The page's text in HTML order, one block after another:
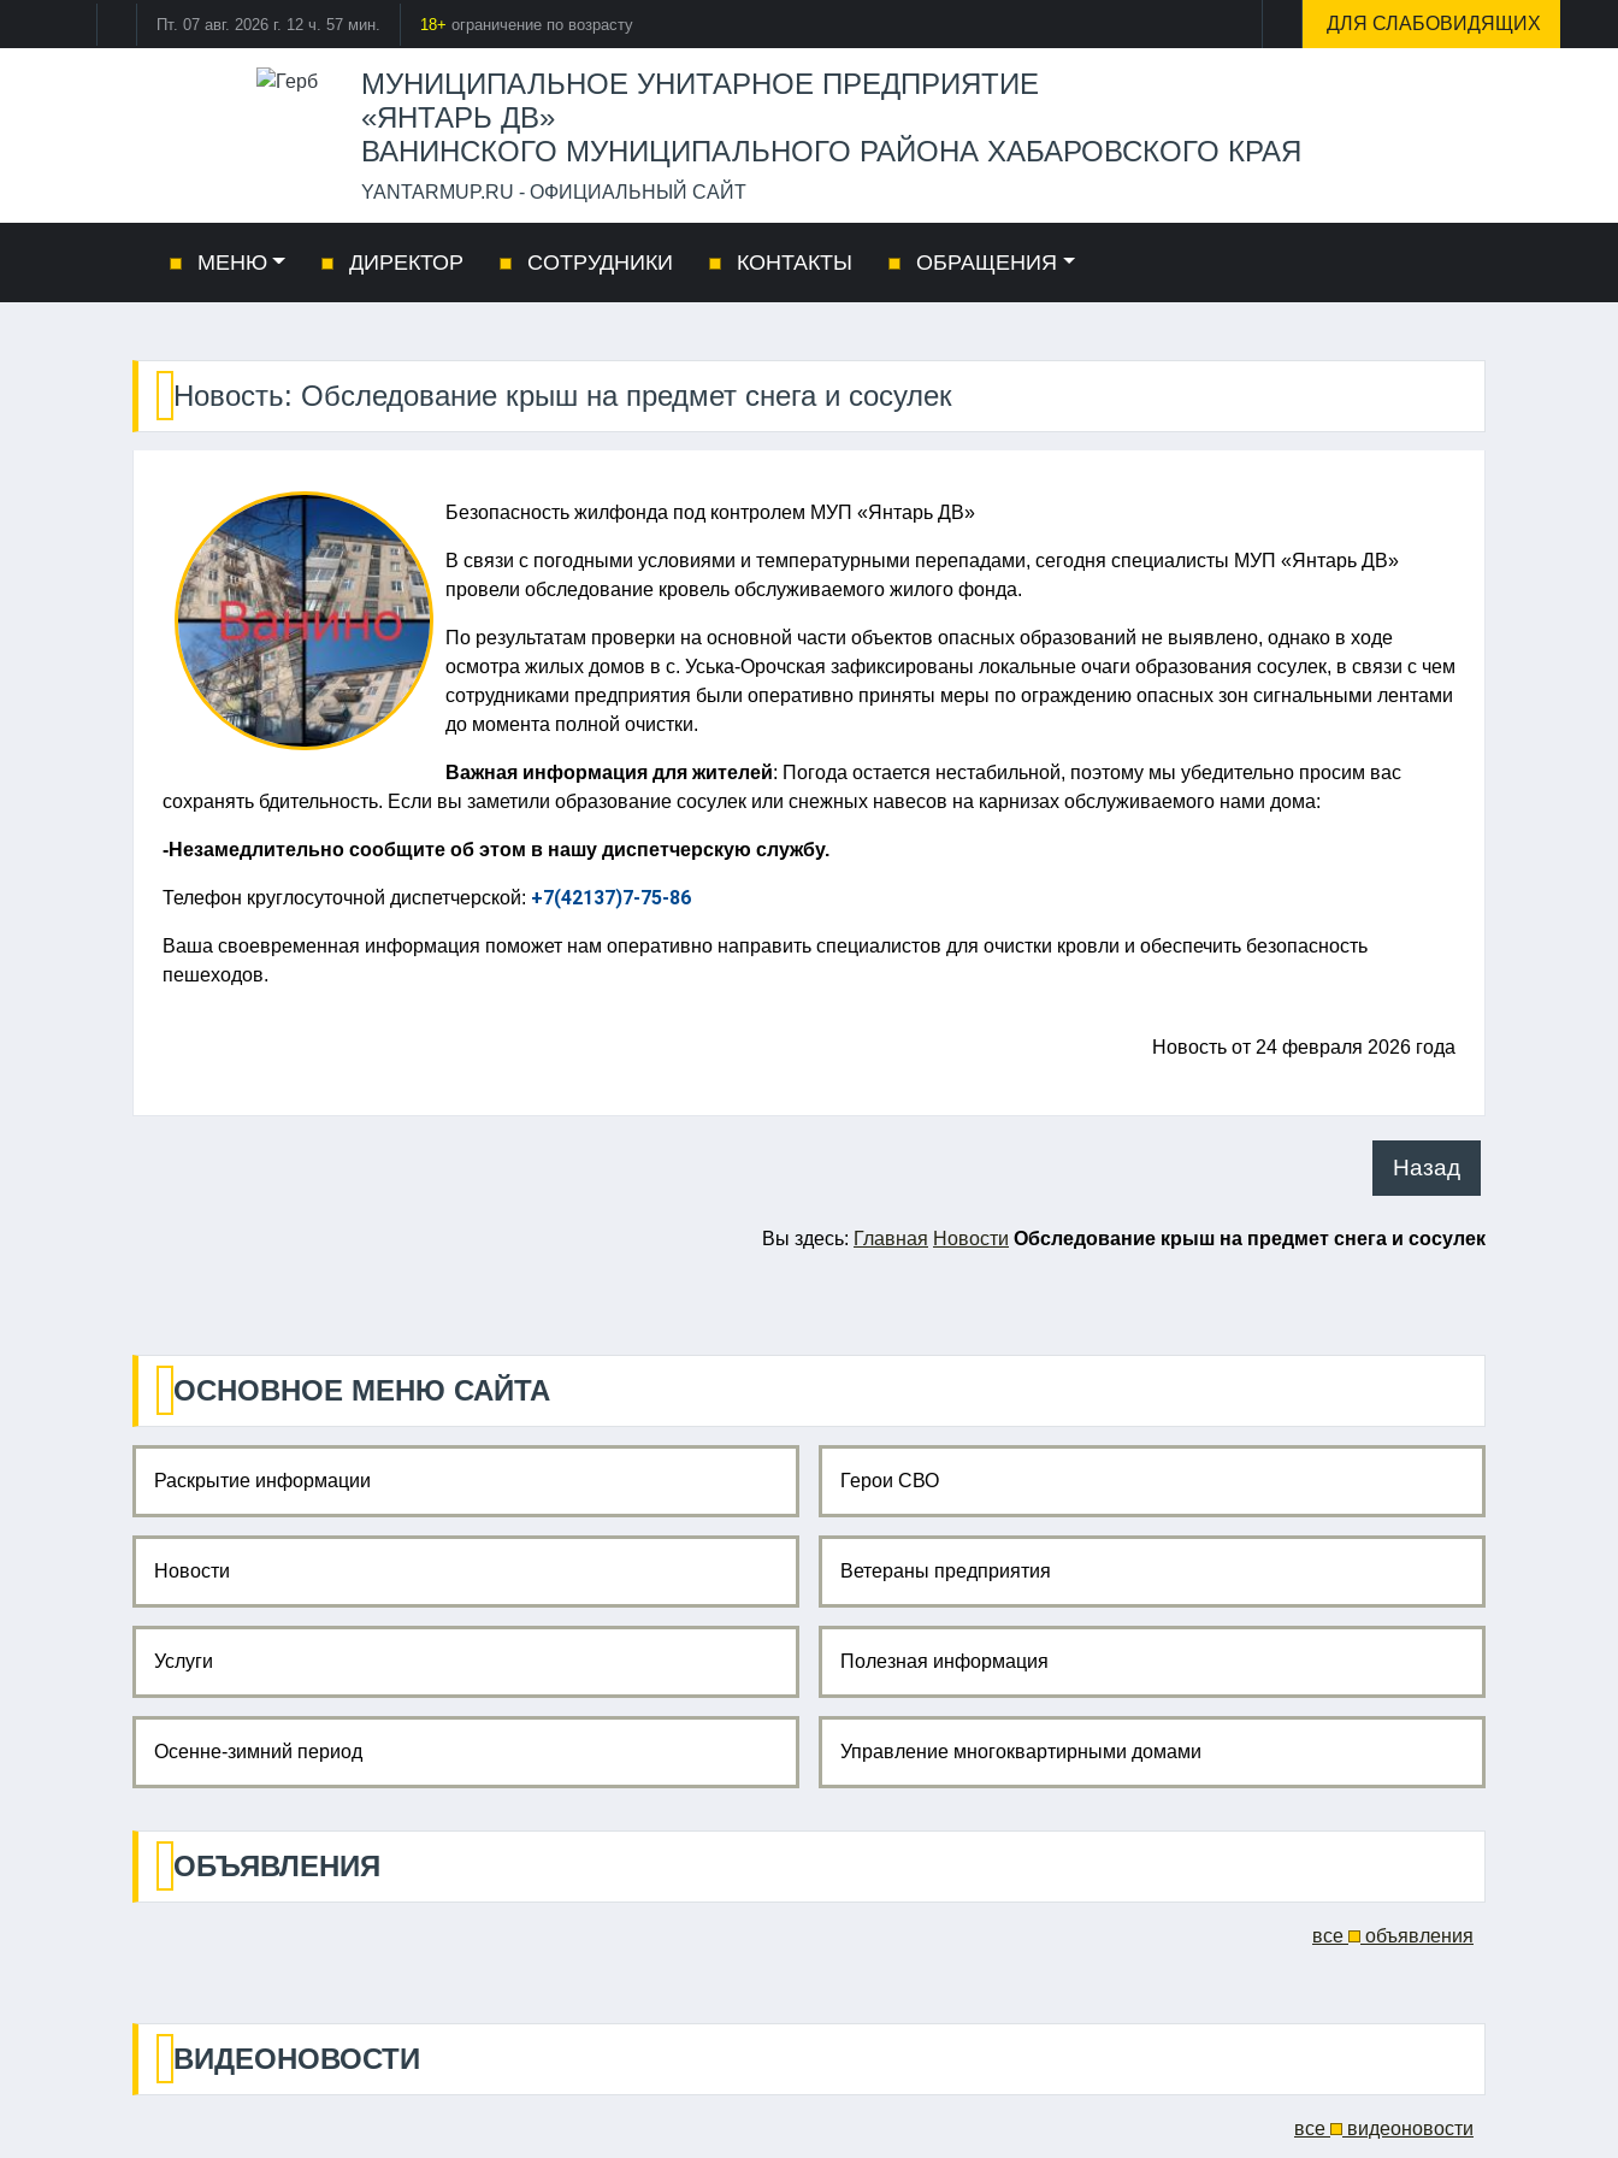
Пт. 07 авг. 2026 г. 12 ч. 57 мин. 18+ ограничение по возрасту ДЛЯ СЛАБОВИДЯЩИХ
МУНИЦИПАЛЬНОЕ УНИТАРНОЕ ПРЕДПРИЯТИЕ
«ЯНТАРЬ ДВ»
ВАНИНСКОГО МУНИЦИПАЛЬНОГО РАЙОНА ХАБАРОВСКОГО КРАЯ
YANTARMUP.RU - ОФИЦИАЛЬНЫЙ САЙТ
МЕНЮ ДИРЕКТОР СОТРУДНИКИ КОНТАКТЫ ОБРАЩЕНИЯ
Новость: Обследование крыш на предмет снега и сосулек
Безопасность жилфонда под контролем МУП «Янтарь ДВ»
В связи с погодными условиями и температурными перепадами, сегодня специалисты МУП «Янтарь ДВ»
провели обследование кровель обслуживаемого жилого фонда.
По результатам проверки на основной части объектов опасных образований не выявлено, однако в ходе
осмотра жилых домов в с. Уська-Орочская зафиксированы локальные очаги образования сосулек, в связи с чем
сотрудниками предприятия были оперативно приняты меры по ограждению опасных зон сигнальными лентами
до момента полной очистки.
Важная информация для жителей: Погода остается нестабильной, поэтому мы убедительно просим вас
сохранять бдительность. Если вы заметили образование сосулек или снежных навесов на карнизах обслуживаемого нами дома:
-Незамедлительно сообщите об этом в нашу диспетчерскую службу.
Телефон круглосуточной диспетчерской: +7(42137)7-75-86
Ваша своевременная информация поможет нам оперативно направить специалистов для очистки кровли и обеспечить безопасность
пешеходов.
Новость от 24 февраля 2026 года
Назад
Вы здесь: Главная Новости Обследование крыш на предмет снега и сосулек
ОСНОВНОЕ МЕНЮ САЙТА
Раскрытие информации
Новости
Услуги
Осенне-зимний период
Герои СВО
Ветераны предприятия
Полезная информация
Управление многоквартирными домами
ОБЪЯВЛЕНИЯ
все объявления
ВИДЕОНОВОСТИ
все видеоновости